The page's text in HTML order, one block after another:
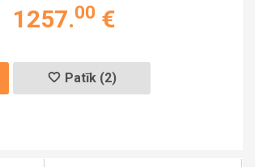
1257.00 €
Patīk (2)